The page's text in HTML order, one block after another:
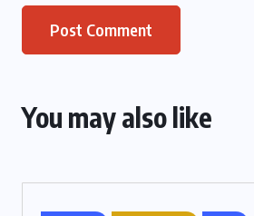
You may also like